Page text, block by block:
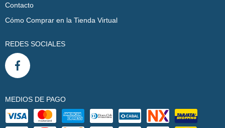
Contacto
Cómo Comprar en la Tienda Virtual
REDES SOCIALES
MEDIOS DE PAGO